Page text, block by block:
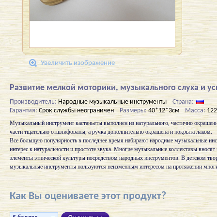
Увеличить изображение
Развитие мелкой моторики, музыкального слуха и
Производитель: Народные музыкальные инструменты
Страна:
Гарантия:Срок службы неограничен Размеры:40*12*3см Масса:
Музыкальный инструмент кастаньеты выполнен из натурального, частично
части тщательно отшлифованы, а ручка дополнительно окрашена и покрыта лаком.
Все большую популярность в последнее время набирают народные музыкальные
интерес к натуральности и простоте звука. Многие музыкальные коллективы
элементы этнической культуры посредством народных инструментов. В детском
музыкальные инструменты пользуются неизменным интересом на протяжении
Как Вы оцениваете этот продукт?